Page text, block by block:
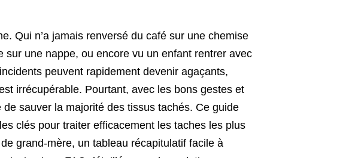
Qui n’a jamais renversé du café sur une chemise
une nappe, ou encore vu un enfant rentrer avec
peuvent rapidement devenir agaçants,
irrécupérable. Pourtant, avec les bons gestes et
sauver la majorité des tissus tachés. Ce guide
clés pour traiter efficacement les taches les plus
grand-mère, un tableau récapitulatif facile à